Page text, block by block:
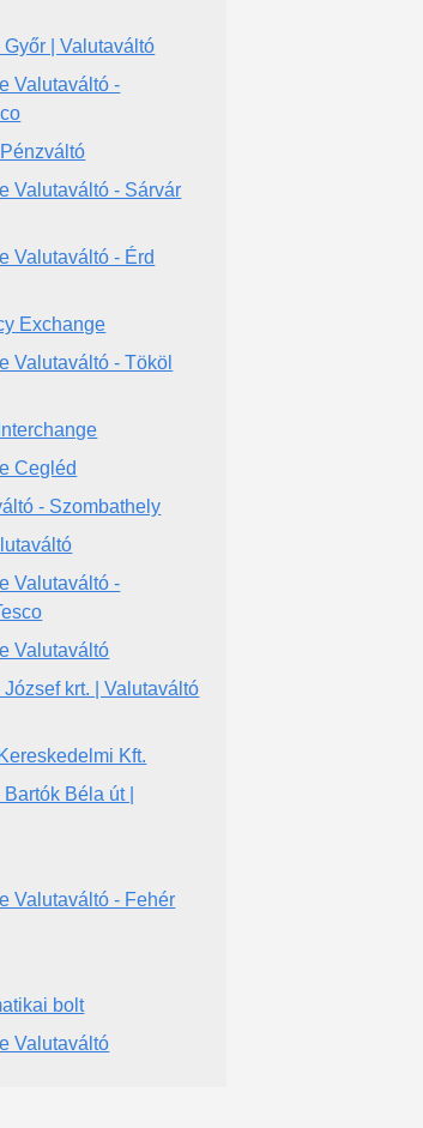
| Valutaváltó
Valutaváltó -
Valutaváltó - Sárvár
Valutaváltó - Érd
Exchange
Valutaváltó - Tököl
Cegléd
- Szombathely
Valutaváltó -
Valutaváltó
krt. | Valutaváltó
Kft.
Béla út |
Valutaváltó - Fehér
bolt
Valutaváltó